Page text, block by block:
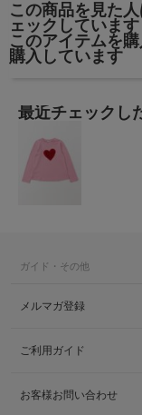
この商品を見た
ェックしています
このアイテムを
購入しています
最近チェックし
ガイド・その他
メルマガ登録
ご利用ガイド
お客様お問い合わせ